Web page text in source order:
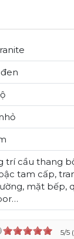
trí cầu thang
tam cấp,
mặt bếp,
5/5